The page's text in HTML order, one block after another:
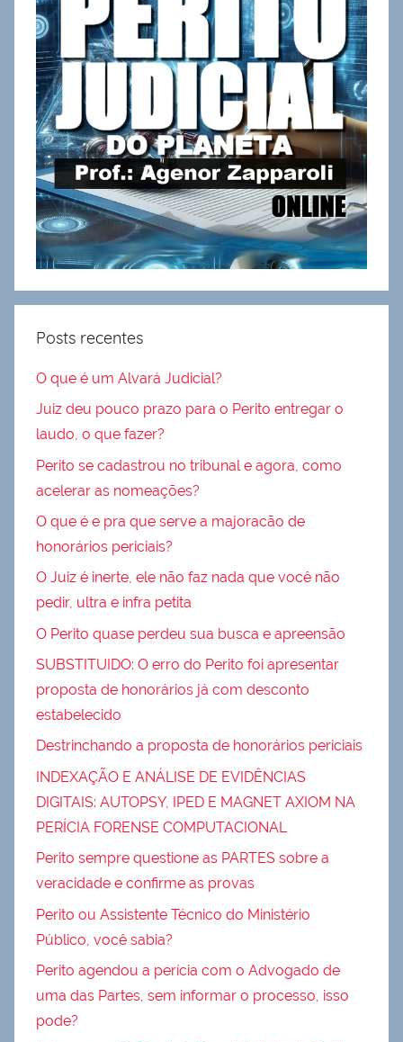
Posts recentes
O que é um Alvará Judicial?
Juiz deu pouco prazo para o Perito entregar o
laudo, o que fazer?
Perito se cadastrou no tribunal e agora, como
acelerar as nomeações?
O que é e pra que serve a majoracão de
honorários periciais?
O Juiz é inerte, ele não faz nada que você não
pedir, ultra e infra petita
O Perito quase perdeu sua busca e apreensão
SUBSTITUIDO: O erro do Perito foi apresentar
proposta de honorários já com desconto
estabelecido
Destrinchando a proposta de honorários periciais
INDEXAÇÃO E ANÁLISE DE EVIDÊNCIAS
DIGITAIS: AUTOPSY, IPED E MAGNET AXIOM NA
PERÍCIA FORENSE COMPUTACIONAL
Perito sempre questione as PARTES sobre a
veracidade e confirme as provas
Perito ou Assistente Técnico do Ministério
Público, você sabia?
Perito agendou a perícia com o Advogado de
uma das Partes, sem informar o processo, isso
pode?